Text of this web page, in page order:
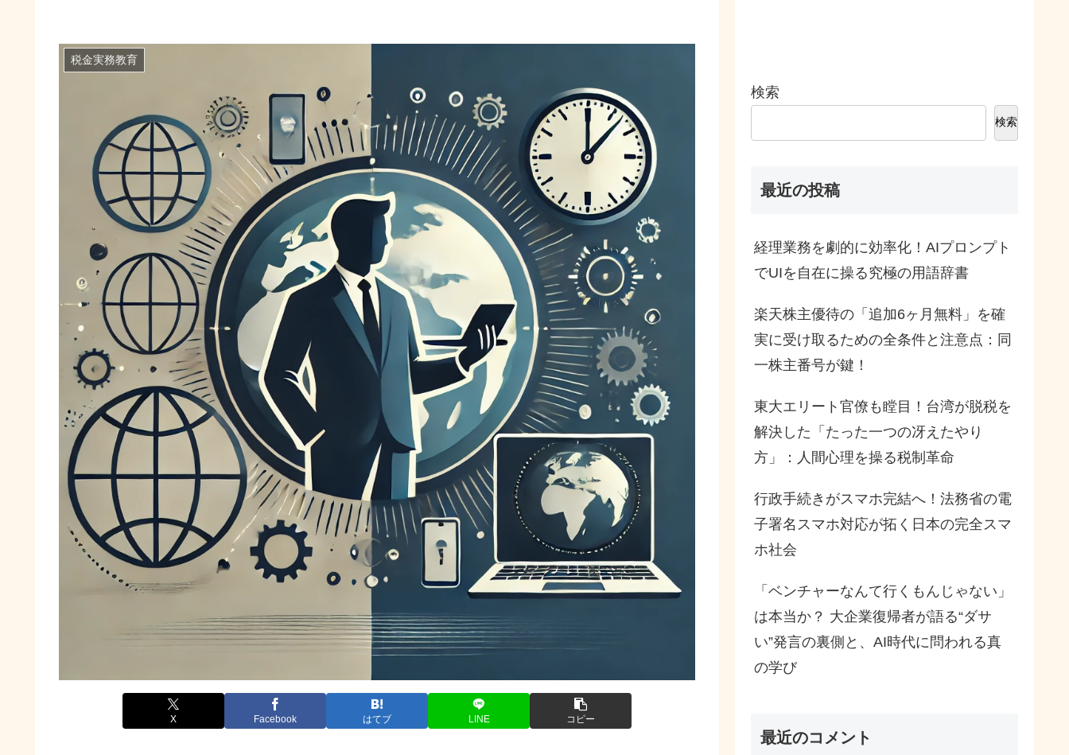
税金実務教育
X Facebook はてブ LINE コピー
検索
検索
最近の投稿
経理業務を劇的に効率化！AIプロンプト
でUIを自在に操る究極の用語辞書
楽天株主優待の「追加6ヶ月無料」を確
実に受け取るための全条件と注意点：同
一株主番号が鍵！
東大エリート官僚も瞠目！台湾が脱税を
解決した「たった一つの冴えたやり
方」：人間心理を操る税制革命
行政手続きがスマホ完結へ！法務省の電
子署名スマホ対応が拓く日本の完全スマ
ホ社会
「ベンチャーなんて行くもんじゃない」
は本当か？ 大企業復帰者が語る“ダサ
い”発言の裏側と、AI時代に問われる真
の学び
最近のコメント